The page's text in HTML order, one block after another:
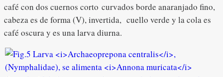
café con dos cuernos corto curvados borde anaranjado fino,
cabeza es de forma (V), invertida, cuello verde y la cola es
café oscura y es una larva diurna.